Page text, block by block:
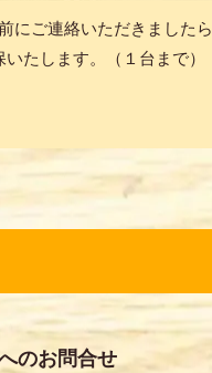
にご連絡いただきましたら
たします。（１台まで）
のお問合せ